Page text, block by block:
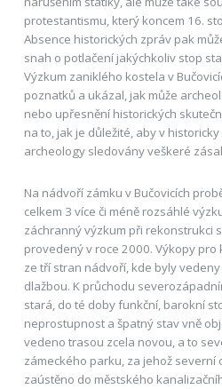
protestantismu, který koncem 16.
Absence historických zpráv pak
snah o potlačení jakýchkoliv stop
Výzkum zaniklého kostela v
poznatků a ukázal, jak může
nebo upřesnění historických
na to, jak je důležité, aby v
archeology sledovány veškeré
Na nádvoří zámku v Bučovicích
celkem 3 více či méně rozsáhlé
záchranný výzkum při rekonstrukci
provedený v roce 2000. Výkopy
ze tří stran nádvoří, kde byly
dlažbou. K průchodu
stará, do té doby funkční, barokní
neprostupnost a špatný stav vně
vedeno trasou zcela novou, a to
zámeckého parku, za jehož
zaústěno do městského